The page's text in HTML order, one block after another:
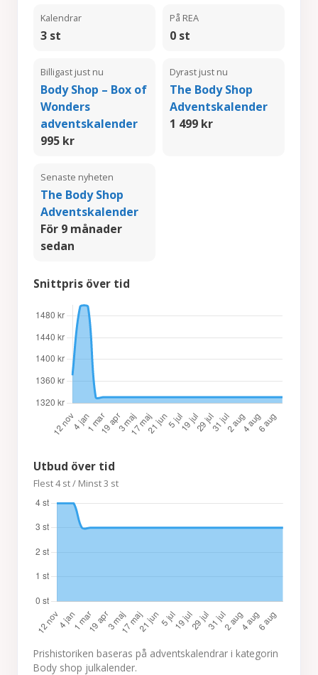
Kalendrar
3 st
På REA
0 st
Billigast just nu
Body Shop – Box of
Wonders
adventskalender
995 kr
Dyrast just nu
The Body Shop
Adventskalender
1 499 kr
Senaste nyheten
The Body Shop
Adventskalender
För 9 månader
sedan
Snittpris över tid
Utbud över tid
Flest 4 st / Minst 3 st
Prishistoriken baseras på adventskalendrar i kategorin
Body shop julkalender.